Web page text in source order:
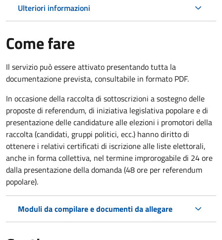
Ulteriori informazioni
Come fare
Il servizio può essere attivato presentando tutta la
documentazione prevista, consultabile in formato PDF.
In occasione della raccolta di sottoscrizioni a sostegno delle
proposte di referendum, di iniziativa legislativa popolare e di
presentazione delle candidature alle elezioni i promotori della
raccolta (candidati, gruppi politici, ecc.) hanno diritto di
ottenere i relativi certificati di iscrizione alle liste elettorali,
anche in forma collettiva, nel termine improrogabile di 24 ore
dalla presentazione della domanda (48 ore per referendum
popolare).
Moduli da compilare e documenti da allegare